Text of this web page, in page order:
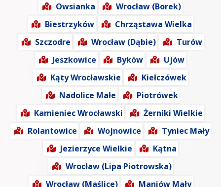
Owsianka
Wrocław (Borek)
Biestrzyków
Chrząstawa Wielka
Szczodre
Wrocław (Dąbie)
Turów
Jeszkowice
Byków
Ujów
Kąty Wrocławskie
Kiełczówek
Nadolice Małe
Piotrówek
Kamieniec Wrocławski
Żerniki Wielkie
Rolantowice
Wojnowice
Tyniec Mały
Jezierzyce Wielkie
Kątna
Wrocław (Lipa Piotrowska)
Wrocław (Maślice)
Maniów Mały